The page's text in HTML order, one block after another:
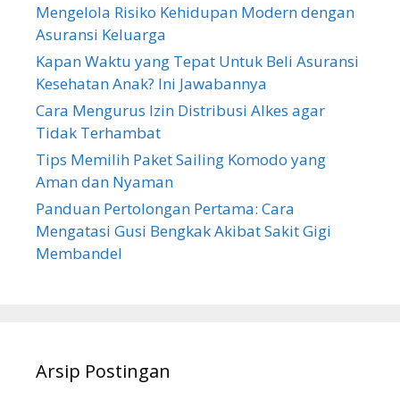
Mengelola Risiko Kehidupan Modern dengan
Asuransi Keluarga
Kapan Waktu yang Tepat Untuk Beli Asuransi
Kesehatan Anak? Ini Jawabannya
Cara Mengurus Izin Distribusi Alkes agar
Tidak Terhambat
Tips Memilih Paket Sailing Komodo yang
Aman dan Nyaman
Panduan Pertolongan Pertama: Cara
Mengatasi Gusi Bengkak Akibat Sakit Gigi
Membandel
Arsip Postingan